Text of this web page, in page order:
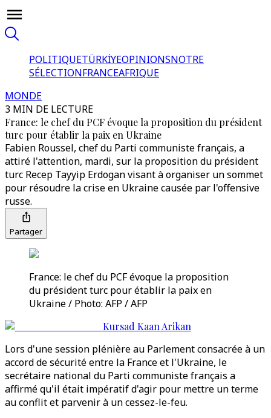
POLITIQUETÜRKİYEOPINIONSNOTRE
SÉLECTIONFRANCEAFRIQUE
MONDE
3 MIN DE LECTURE
France: le chef du PCF évoque la proposition du président
turc pour établir la paix en Ukraine
Fabien Roussel, chef du Parti communiste français, a
attiré l'attention, mardi, sur la proposition du président
turc Recep Tayyip Erdogan visant à organiser un sommet
pour résoudre la crise en Ukraine causée par l'offensive
russe.
Partager
France: le chef du PCF évoque la proposition
du président turc pour établir la paix en
Ukraine / Photo: AFP / AFP
Kursad Kaan Arikan
Lors d'une session plénière au Parlement consacrée à un
accord de sécurité entre la France et l'Ukraine, le
secrétaire national du Parti communiste français a
affirmé qu'il était impératif d'agir pour mettre un terme
au conflit et parvenir à un cessez-le-feu.